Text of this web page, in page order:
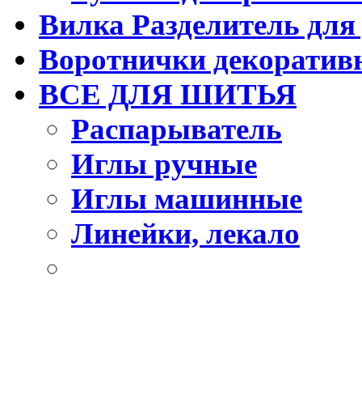
Вилка Разделитель для
Воротнички
ВСЕ ДЛЯ ШИТЬЯ
Распарыватель
Иглы ручные
Иглы машинные
Линейки, лекало